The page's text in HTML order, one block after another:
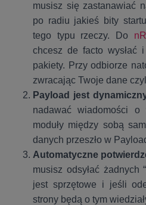
musisz się zastanawiać
po radiu jakieś bity
tego typu rzeczy. Do
chcesz de facto
pakiety. Przy odbiorze
zwracając Twoje dane
Payload jest
nadawać wiadomości
moduły między sobą
danych przeszło w
Automatyczne
musisz odsyłać żadnych
jest sprzętowe i jeśli
strony będą o tym